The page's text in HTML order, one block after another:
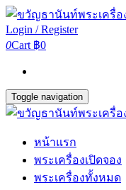
Login / Register
0Cart ฿0
Toggle navigation
หน้าแรก
พระเครื่องเปิดจอง
พระเครื่องทั้งหมด